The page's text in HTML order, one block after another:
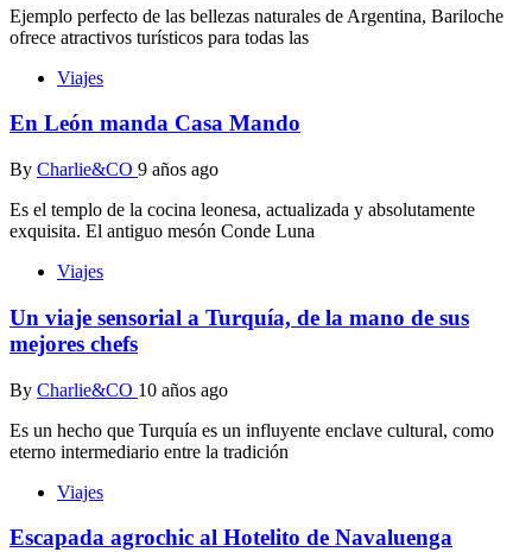
Ejemplo perfecto de las bellezas naturales de Argentina, Bariloche
ofrece atractivos turísticos para todas las
Viajes
En León manda Casa Mando
By Charlie&CO 9 años ago
Es el templo de la cocina leonesa, actualizada y absolutamente
exquisita. El antiguo mesón Conde Luna
Viajes
Un viaje sensorial a Turquía, de la mano de sus
mejores chefs
By Charlie&CO 10 años ago
Es un hecho que Turquía es un influyente enclave cultural, como
eterno intermediario entre la tradición
Viajes
Escapada agrochic al Hotelito de Navaluenga